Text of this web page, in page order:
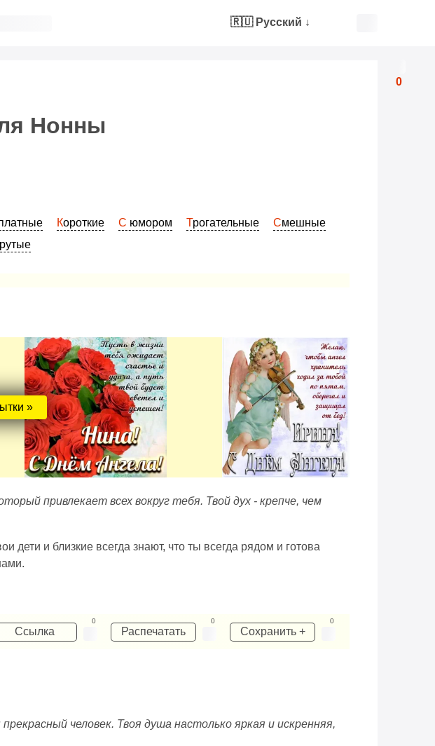
0
🇷🇺 Русский ↓
Нонны
Короткие С юмором Трогательные
Смешные
Крутые
»
привлекает всех вокруг тебя. Твой дух - крепче, чем
и близкие всегда знают, что ты всегда рядом и готова
Ссылка
0
Распечатать
0
Сохранить +
0
человек. Твоя душа настолько яркая и искренняя,